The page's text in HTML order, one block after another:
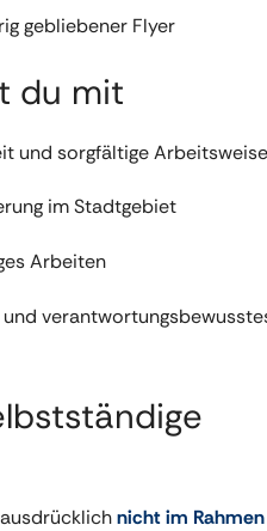
gebliebener Flyer
du mit
und sorgfältige Arbeitsweise
im Stadtgebiet
Arbeiten
nicht im